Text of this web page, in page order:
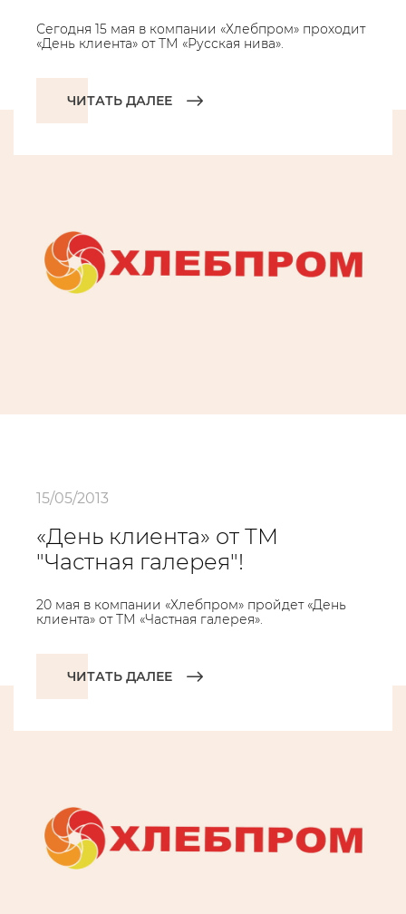
Сегодня 15 мая в компании «Хлебпром» проходит
«День клиента» от ТМ «Русская нива».
ЧИТАТЬ ДАЛЕЕ
15/05/2013
«День клиента» от ТМ
"Частная галерея"!
20 мая в компании «Хлебпром» пройдет «День
клиента» от ТМ «Частная галерея».
ЧИТАТЬ ДАЛЕЕ